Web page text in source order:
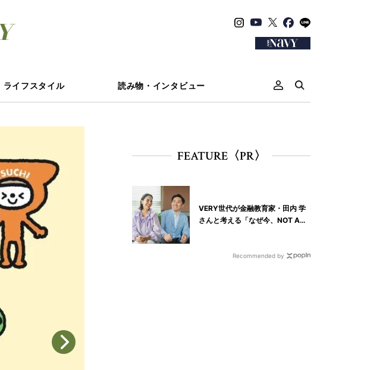
ライフスタイル 読み物・インタビュー
FEATURE〈PR〉
VERY世代が金融教育家・田内 学
さんと考える「なぜ今、NOT A
Recommended by